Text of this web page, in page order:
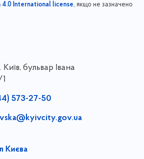
International license, якщо не зазначено
бульвар Івана
573-27-50
Києва